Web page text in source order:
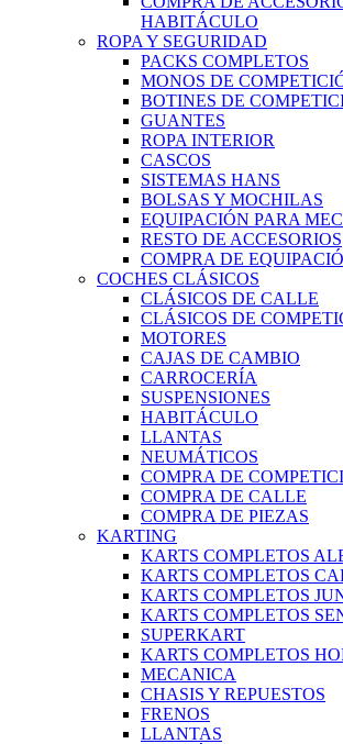
HABITÁCULO
ROPA Y SEGURIDAD
PACKS COMPLETOS
MONOS DE
BOTINES DE
GUANTES
ROPA INTERIOR
CASCOS
SISTEMAS HANS
BOLSAS Y MOCHILAS
EQUIPACIÓN PARA
RESTO DE ACCESORIOS
COMPRA DE
COCHES CLÁSICOS
CLÁSICOS DE CALLE
CLÁSICOS DE
MOTORES
CAJAS DE CAMBIO
CARROCERÍA
SUSPENSIONES
HABITÁCULO
LLANTAS
NEUMÁTICOS
COMPRA DE
COMPRA DE CALLE
COMPRA DE PIEZAS
KARTING
KARTS COMPLETOS
KARTS COMPLETOS
KARTS COMPLETOS
KARTS COMPLETOS
SUPERKART
KARTS COMPLETOS
MECANICA
CHASIS Y REPUESTOS
FRENOS
LLANTAS